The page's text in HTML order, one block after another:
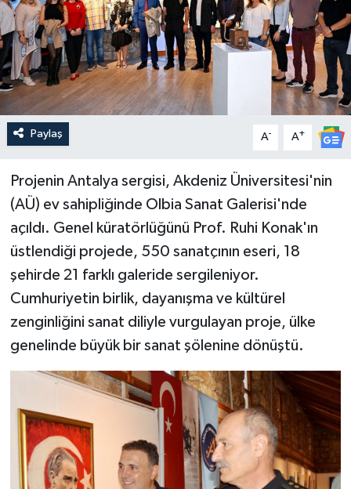
Paylaş A- A+
Projenin Antalya sergisi, Akdeniz Üniversitesi'nin
(AÜ) ev sahipliğinde Olbia Sanat Galerisi'nde
açıldı. Genel küratörlüğünü Prof. Ruhi Konak'ın
üstlendiği projede, 550 sanatçının eseri, 18
şehirde 21 farklı galeride sergileniyor.
Cumhuriyetin birlik, dayanışma ve kültürel
zenginliğini sanat diliyle vurgulayan proje, ülke
genelinde büyük bir sanat şölenine dönüştü.
Resmi İlan
Sağlık & Yaşam
Siyaset
Spor